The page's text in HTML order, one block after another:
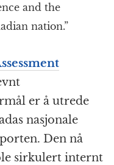
and the
nation.”
er å utrede
nasjonale
Den nå
sirkulert internt